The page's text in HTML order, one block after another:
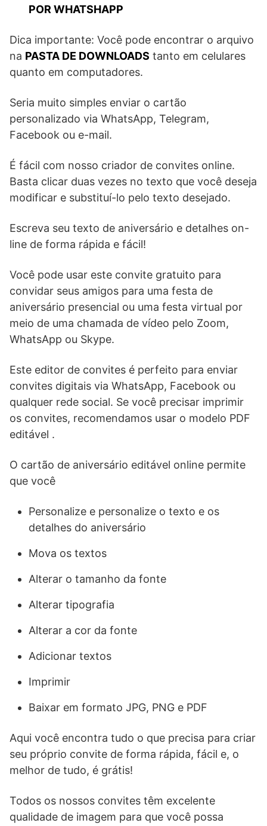
POR WHATSHAPP
Dica importante: Você pode encontrar o arquivo
na PASTA DE DOWNLOADS tanto em celulares
quanto em computadores.
Seria muito simples enviar o cartão
personalizado via WhatsApp, Telegram,
Facebook ou e-mail.
É fácil com nosso criador de convites online.
Basta clicar duas vezes no texto que você deseja
modificar e substituí-lo pelo texto desejado.
Escreva seu texto de aniversário e detalhes on-
line de forma rápida e fácil!
Você pode usar este convite gratuito para
convidar seus amigos para uma festa de
aniversário presencial ou uma festa virtual por
meio de uma chamada de vídeo pelo Zoom,
WhatsApp ou Skype.
Este editor de convites é perfeito para enviar
convites digitais via WhatsApp, Facebook ou
qualquer rede social. Se você precisar imprimir
os convites, recomendamos usar o modelo PDF
editável .
O cartão de aniversário editável online permite
que você
Personalize e personalize o texto e os
detalhes do aniversário
Mova os textos
Alterar o tamanho da fonte
Alterar tipografia
Alterar a cor da fonte
Adicionar textos
Imprimir
Baixar em formato JPG, PNG e PDF
Aqui você encontra tudo o que precisa para criar
seu próprio convite de forma rápida, fácil e, o
melhor de tudo, é grátis!
Todos os nossos convites têm excelente
qualidade de imagem para que você possa